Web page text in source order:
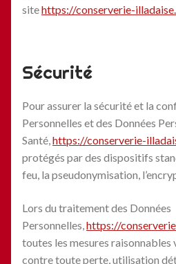
sitehttps://conserverie-
Sécurité
Pour assurer la sécurité et la
Personnelles et des Données
Santé,https://conserverie-
protégés par des dispositifs
feu, la pseudonymisation,
Lors du traitement des Données
Personnelles,https://
toutes les mesures
contre toute perte, utilisation